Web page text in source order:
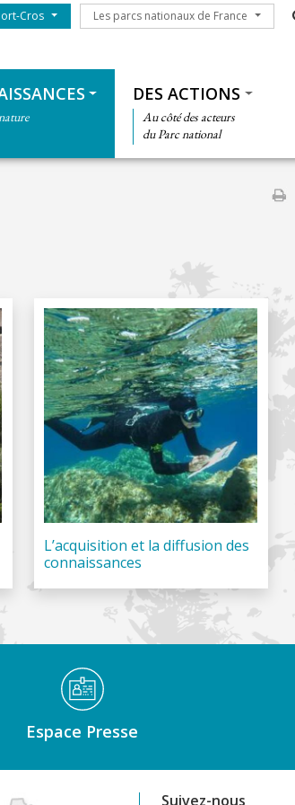
Cros Les parcs nationaux de France
Les parcs nationaux de France
DES ACTIONS
Au côté des acteurs
du Parc national
L’acquisition et la diffusion des
connaissances
Espace Presse
Suivez-nous